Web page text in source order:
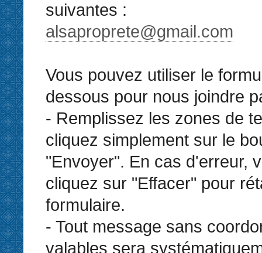
suivantes :
alsaproprete@gmail.com
Vous pouvez utiliser le
dessous pour nous joindre
- Remplissez les zones de
cliquez simplement sur le
"Envoyer". En cas d'erreur,
cliquez sur "Effacer" pour
formulaire.
- Tout message sans
valables sera